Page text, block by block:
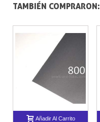
TAMBIÉN COMPRARON:
Añadir Al Carrito